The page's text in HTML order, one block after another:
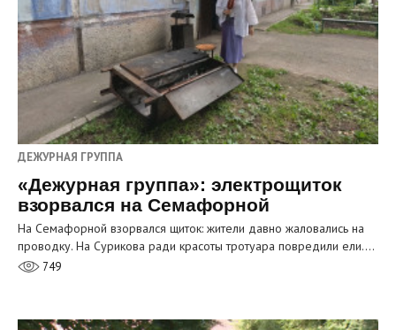
ДЕЖУРНАЯ ГРУППА
«Дежурная группа»: электрощиток
взорвался на Семафорной
На Семафорной взорвался щиток: жители давно жаловались на
проводку. На Сурикова ради красоты тротуара повредили ели.…
749